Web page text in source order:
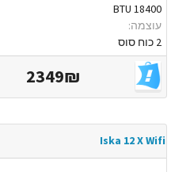
18400 BTU
עוצמה:
2 כוח סוס
2349₪
Iska 12 X Wifi